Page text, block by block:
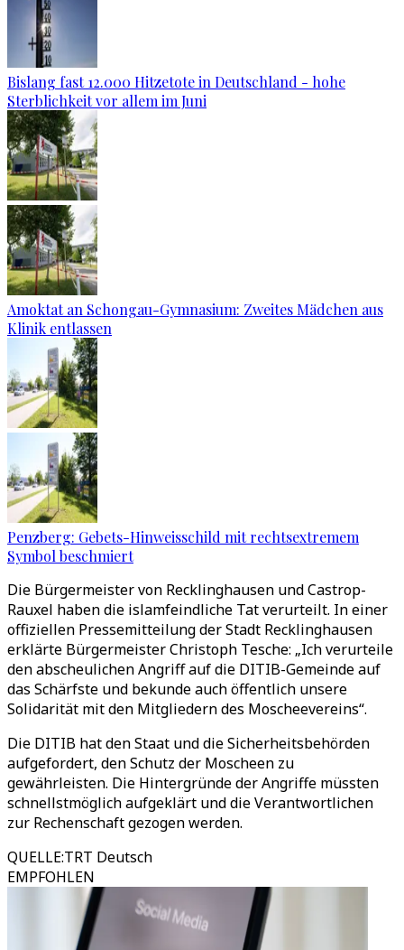
Bislang fast 12.000 Hitzetote in Deutschland - hohe
Sterblichkeit vor allem im Juni
Amoktat an Schongau-Gymnasium: Zweites Mädchen aus
Klinik entlassen
Penzberg: Gebets-Hinweisschild mit rechtsextremem
Symbol beschmiert
Die Bürgermeister von Recklinghausen und Castrop-
Rauxel haben die islamfeindliche Tat verurteilt. In einer
offiziellen Pressemitteilung der Stadt Recklinghausen
erklärte Bürgermeister Christoph Tesche: „Ich verurteile
den abscheulichen Angriff auf die DITIB-Gemeinde auf
das Schärfste und bekunde auch öffentlich unsere
Solidarität mit den Mitgliedern des Moscheevereins“.
Die DITIB hat den Staat und die Sicherheitsbehörden
aufgefordert, den Schutz der Moscheen zu
gewährleisten. Die Hintergründe der Angriffe müssten
schnellstmöglich aufgeklärt und die Verantwortlichen
zur Rechenschaft gezogen werden.
QUELLE:TRT Deutsch
EMPFOHLEN